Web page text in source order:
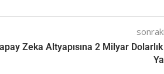
Zeka Altyapısına 2 Milyar